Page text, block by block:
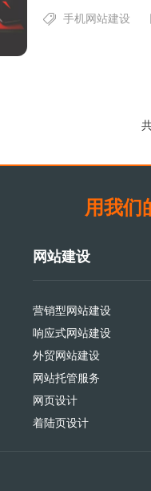
手机网站建设
用我们
网站建设
营销型网站建设
响应式网站建设
外贸网站建设
网站托管服务
网页设计
着陆页设计